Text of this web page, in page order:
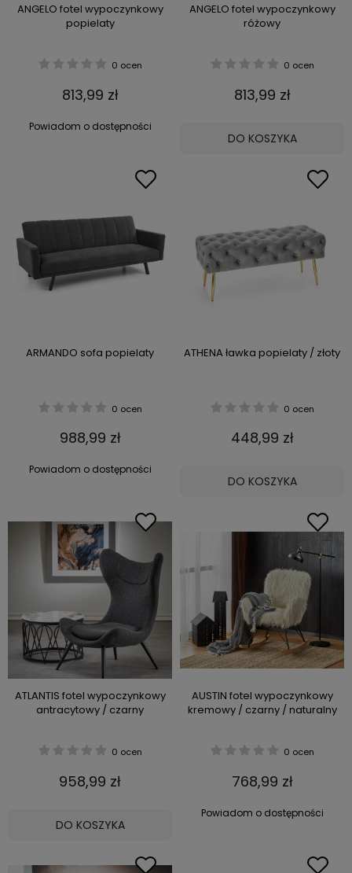
ANGELO fotel wypoczynkowy
popielaty
0 ocen
813,99 zł
Powiadom o dostępności
ANGELO fotel wypoczynkowy
różowy
0 ocen
813,99 zł
DO KOSZYKA
ARMANDO sofa popielaty
0 ocen
988,99 zł
Powiadom o dostępności
ATHENA ławka popielaty / złoty
0 ocen
448,99 zł
DO KOSZYKA
ATLANTIS fotel wypoczynkowy
antracytowy / czarny
0 ocen
958,99 zł
DO KOSZYKA
AUSTIN fotel wypoczynkowy
kremowy / czarny / naturalny
0 ocen
768,99 zł
Powiadom o dostępności